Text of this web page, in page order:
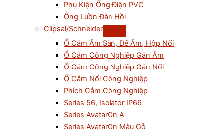
Phụ Kiện Ống Điện PVC
Ống Luồn Đàn Hồi
Clipsal/Schneider
Ổ Cắm Âm Sàn, Đế Âm, Hộp Nổi
Ổ Cắm Công Nghiệp Gắn Âm
Ổ Cắm Công Nghiệp Gắn Nổi
Ổ Cắm Nối Công Nghiệp
Phích Cắm Công Nghiệp
Series 56, Isolator IP66
Series AvatarOn A
Series AvatarOn Màu Gỗ